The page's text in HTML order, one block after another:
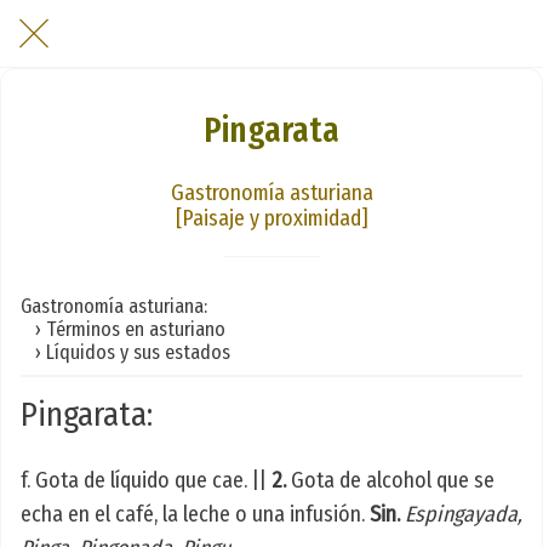
Pingarata
Gastronomía asturiana
[Paisaje y proximidad]
Gastronomía asturiana:
› Términos en asturiano
› Líquidos y sus estados
Pingarata:
f. Gota de líquido que cae. || 2.Gota de alcohol que se
echa en el café, la leche o una infusión.Sin. Espingayada,